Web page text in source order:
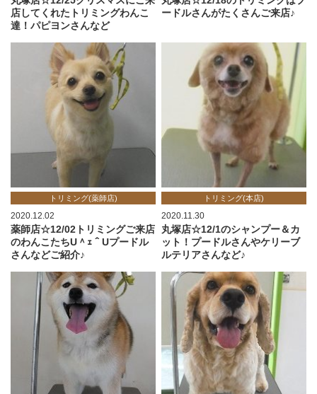
店してくれたトリミングわんこ
達！パピヨンさんなど
ードルさんがたくさんご来店♪
トリミング(薬師店)
2020.12.02
薬師店☆12/02トリミングご来店
のわんこたちU＾ｪ＾Uプードル
さんなどご紹介♪
トリミング(本店)
2020.11.30
丸塚店☆12/1のシャンプー＆カ
ット！プードルさんやケリーブ
ルテリアさんなど♪